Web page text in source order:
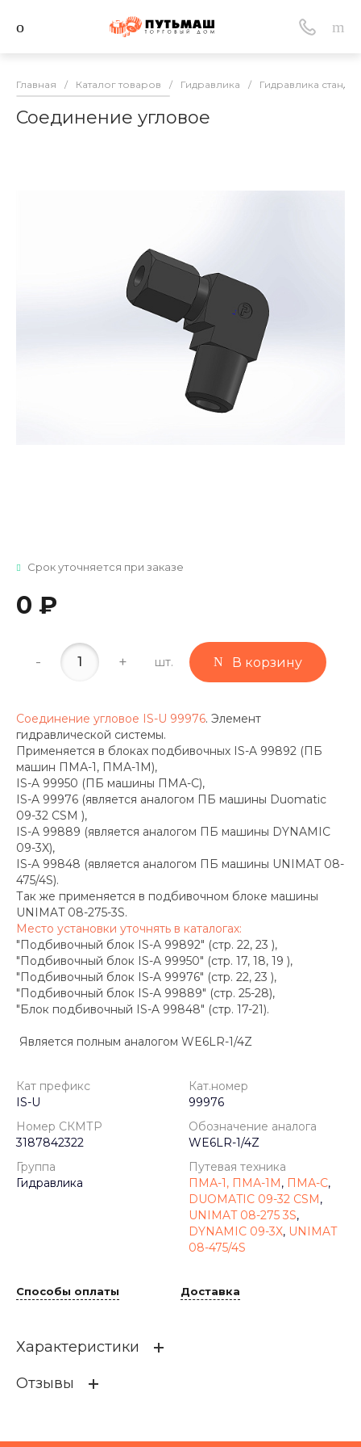
Главная / Каталог товаров / Гидравлика / Гидравлика
Соединение угловое
Срок уточняется при заказе
0 ₽
- + шт. В корзину
Соединение угловое IS-U 99976. Элемент
гидравлической системы.
Применяется в блоках подбивочных IS-A 99892 (ПБ
машин ПМА-1, ПМА-1М),
IS-A 99950 (ПБ машины ПМА-С),
IS-A 99976 (является аналогом ПБ машины Duomatic
09-32 CSM ),
IS-A 99889 (является аналогом ПБ машины DYNAMIC
09-3X),
IS-A 99848 (является аналогом ПБ машины UNIMAT 08-
475/4S).
Так же применяется в подбивочном блоке машины
UNIMAT 08-275-3S.
Место установки уточнять в каталогах:
"Подбивочный блок IS-A 99892" (стр. 22, 23 ),
"Подбивочный блок IS-A 99950" (стр. 17, 18, 19 ),
"Подбивочный блок IS-A 99976" (стр. 22, 23 ),
"Подбивочный блок IS-A 99889" (стр. 25-28),
"Блок подбивочный IS-A 99848" (стр. 17-21).
Является полным аналогом WE6LR-1/4Z
Кат префикс
IS-U
Кат.номер
99976
Номер СКМТР
3187842322
Обозначение аналога
WE6LR-1/4Z
Группа
Гидравлика
Путевая техника
ПМА-1, ПМА-1М , ПМА-С,
DUOMATIC 09-32 CSM ,
UNIMAT 08-275 3S,
DYNAMIC 09-3X, UNIMAT
08-475/4S
Способы оплаты Доставка
Характеристики
Кат префикс
Отзывы